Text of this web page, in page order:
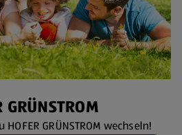
GRÜNSTROM
GRÜNSTROM wechseln!